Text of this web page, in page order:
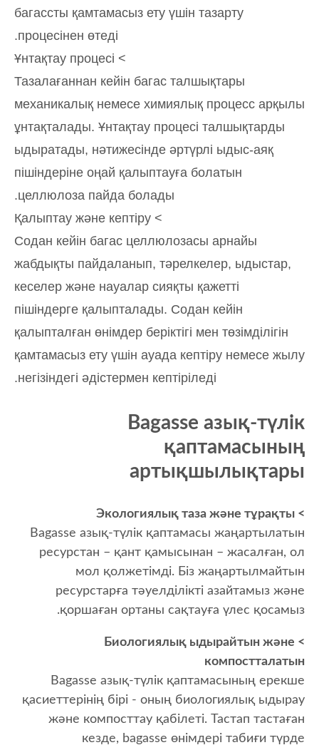
багассты қамтамасыз ету үшін тазарту
процесінен өтеді.
> Ұнтақтау процесі
Тазалағаннан кейін багас талшықтары
механикалық немесе химиялық процесс арқылы
ұнтақталады. Ұнтақтау процесі талшықтарды
ыдыратады, нәтижесінде әртүрлі ыдыс-аяқ
пішіндеріне оңай қалыптауға болатын
целлюлоза пайда болады.
> Қалыптау және кептіру
Содан кейін багас целлюлозасы арнайы
жабдықты пайдаланып, тәрелкелер, ыдыстар,
кеселер және науалар сияқты қажетті
пішіндерге қалыпталады. Содан кейін
қалыпталған өнімдер беріктігі мен төзімділігін
қамтамасыз ету үшін ауада кептіру немесе жылу
негізіндегі әдістермен кептіріледі.
Bagasse азық-түлік
қаптамасының
артықшылықтары
> Экологиялық таза және тұрақты
Bagasse азық-түлік қаптамасы жаңартылатын
ресурстан – қант қамысынан – жасалған, ол
мол қолжетімді. Біз жаңартылмайтын
ресурстарға тәуелділікті азайтамыз және
қоршаған ортаны сақтауға үлес қосамыз.
> Биологиялық ыдырайтын және
компостталатын
Bagasse азық-түлік қаптамасының ерекше
қасиеттерінің бірі - оның биологиялық ыдырау
және компосттау қабілеті. Тастап тастаған
кезде, bagasse өнімдері табиғи түрде